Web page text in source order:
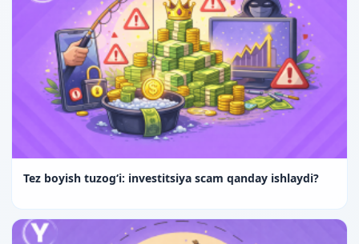
Tez boyish tuzog‘i: investitsiya scam qanday ishlaydi?